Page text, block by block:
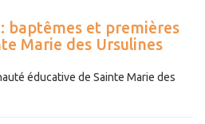
baptêmes et premières
Marie des Ursulines
éducative de Sainte Marie des